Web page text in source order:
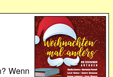
Wenn